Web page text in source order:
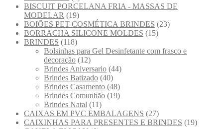
BISCUIT PORCELANA FRIA - MASSAS DE
MODELAR (19)
BOIÕES PET COSMÉTICA BRINDES (23)
BORRACHA SILICONE MOLDES (15)
BRINDES (118)
Bolsinhas para Gel Desinfetante com frasco e
decoração (12)
Brindes Aniversario (44)
Brindes Batizado (40)
Brindes Casamento (48)
Brindes Comunhão (19)
Brindes Natal (11)
CAIXAS EM PVC EMBALAGENS (27)
CAIXINHAS PARA PRESENTES E BRINDES (19)